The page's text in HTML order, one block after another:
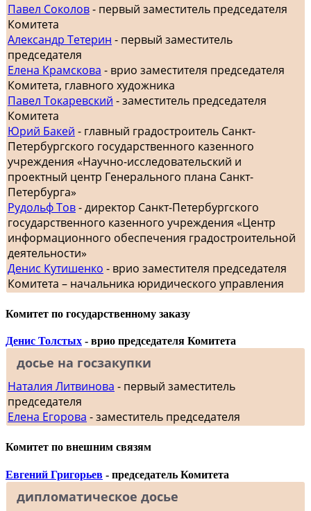
Павел Соколов- первый заместитель председателя
Комитета
Александр Тетерин - первый заместитель
председателя
Елена Крамскова - врио заместителя председателя
Комитета, главного художника
Павел Токаревский - заместитель председателя
Комитета
Юрий Бакей - главный градостроитель Санкт-
Петербургского государственного казенного
учреждения «Научно-исследовательский и
проектный центр Генерального плана Санкт-
Петербурга»
Рудольф Тов- директор Санкт-Петербургского
государственного казенного учреждения «Центр
информационного обеспечения градостроительной
деятельности»
Денис Кутишенко - врио заместителя председателя
Комитета – начальника юридического управления
Комитет по государственному заказу
Денис Толстых - врио председателя Комитета
досье на госзакупки
Наталия Литвинова - первый заместитель
председателя
Елена Егорова - заместитель председателя
Комитет по внешним связям
Евгений Григорьев - председатель Комитета
дипломатическое досье